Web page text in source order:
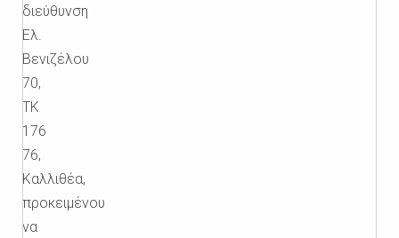
διεύθυνση
Ελ.
Βενιζέλου
70,
ΤΚ
176
76,
Καλλιθέα,
προκειμένου
να